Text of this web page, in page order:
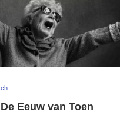
Eeuw van Toen